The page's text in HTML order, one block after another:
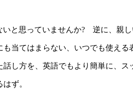
と思っていませんか? 逆に、親
当てはまらない、いつでも使える
し方を、英語でもより簡単に、ス
ず。